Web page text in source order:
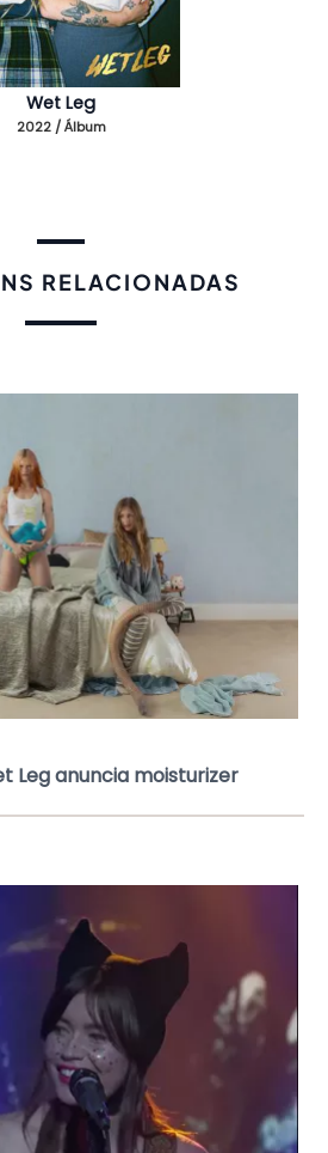
Wet Leg
2022 / Álbum
RELACIONADAS
Leg anuncia moisturizer